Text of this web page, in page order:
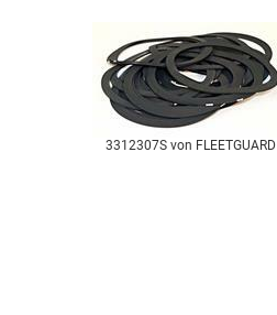
3312307S von FLEETGUARD